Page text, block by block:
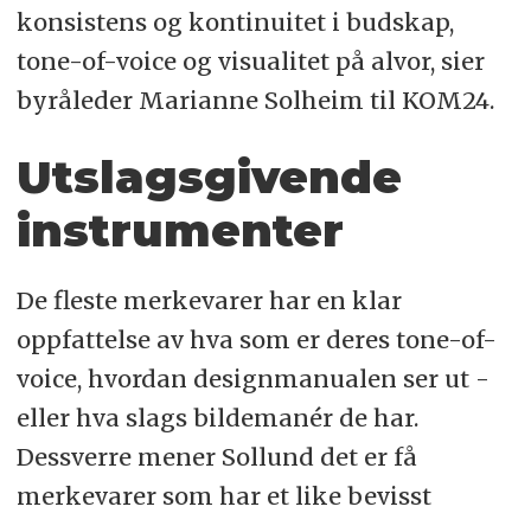
konsistens og kontinuitet i budskap,
tone-of-voice og visualitet på alvor, sier
byråleder Marianne Solheim til KOM24.
Utslagsgivende
instrumenter
De fleste merkevarer har en klar
oppfattelse av hva som er deres tone-of-
voice, hvordan designmanualen ser ut -
eller hva slags bildemanér de har.
Dessverre mener Sollund det er få
merkevarer som har et like bevisst